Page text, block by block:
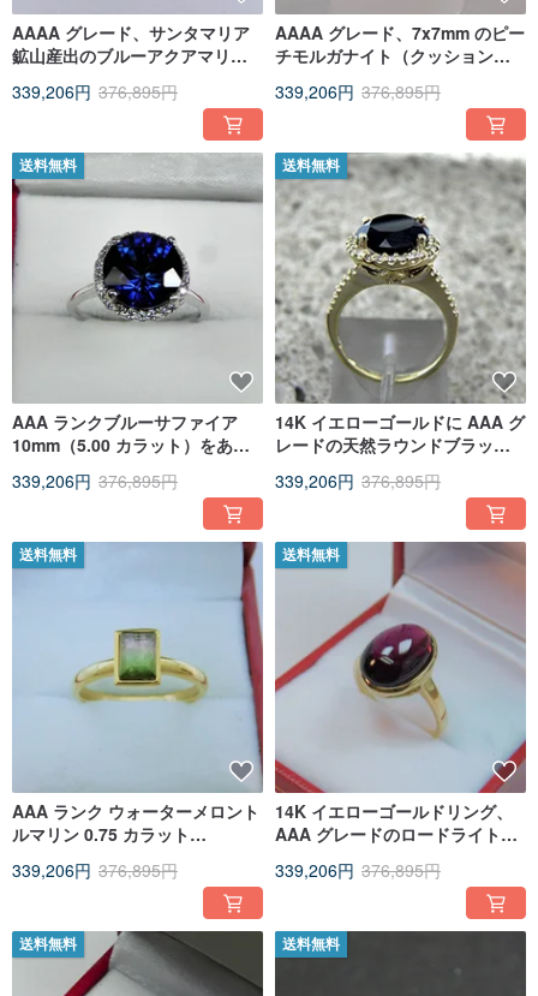
AAAA グレード、サンタマリア
鉱山産出のブルーアクアマリン
リング。2.6mm のラウンドカッ
339,206円 376,895円
AAAA グレード、7x7mm のピー
チモルガナイト（クッションカ
理）をあしらった 14K リング
339,206円 376,895円
送料無料
AAA ランクブルーサファイア
10mm（5.00 カラット）をあし
ローゴールド製、0.35 カラット
339,206円 376,895円
送料無料
14K イエローゴールドに AAA グ
レードの天然ラウンドブラック
カラット）をセット。
339,206円 376,895円
送料無料
AAA ランク ウォーターメロント
ルマリン 0.75 カラット
のベゼルセッティングされた婚
339,206円 376,895円
送料無料
14K イエローゴールドリング、
AAA グレードのロードライトガ
（14x10mm）をベゼルセッティ
ングしたデザイン。品番 0046
339,206円 376,895円
送料無料 送料無料